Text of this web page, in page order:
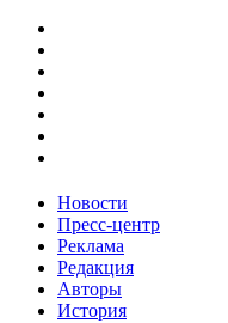
Новости
Пресс-центр
Реклама
Редакция
Авторы
История